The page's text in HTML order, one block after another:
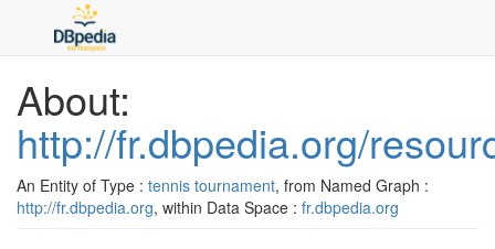
About:
http://fr.dbpedia.org/
An Entity of Type : tennis tournament, from Named Graph :
http://fr.dbpedia.org, within Data Space : fr.dbpedia.org